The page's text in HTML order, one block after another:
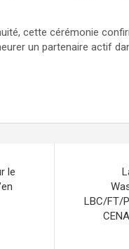
cette cérémonie
un partenaire actif
le
LBC/FT/